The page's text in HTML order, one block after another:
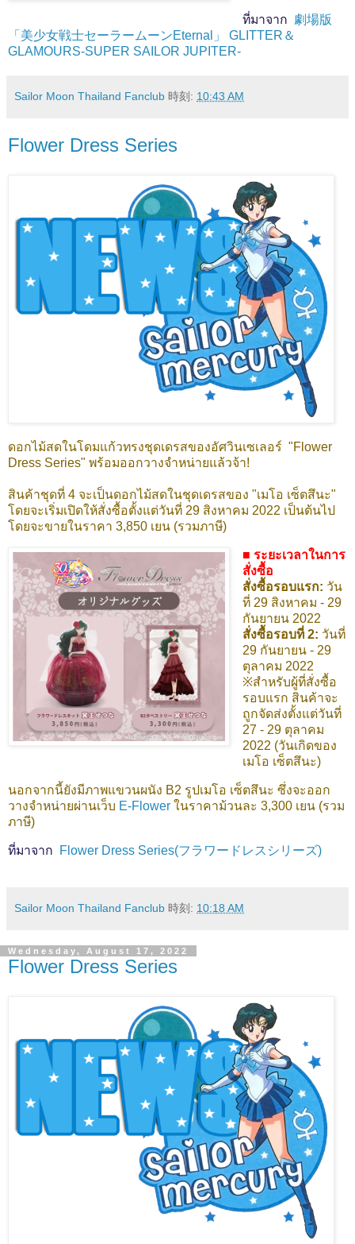
ที่มาจาก 劇場版
「美少女戦士セーラームーンEternal」 GLITTER＆
GLAMOURS-SUPER SAILOR JUPITER-
Sailor Moon Thailand Fanclub 時刻: 10:43 AM
Flower Dress Series
ดอกไม้สดในโดมแก้วทรงชุดเดรสของอัศวินเซเลอร์ "Flower
Dress Series" พร้อมออกวางจำหน่ายแล้วจ้า!
สินค้าชุดที่ 4 จะเป็นดอกไม้สดในชุดเดรสของ "เมโอ เซ็ตสึนะ"
โดยจะเริ่มเปิดให้สั่งซื้อตั้งแต่วันที่ 29 สิงหาคม 2022 เป็นต้นไป
โดยจะขายในราคา 3,850 เยน (รวมภาษี)
■ ระยะเวลาในการ
สั่งซื้อ
สั่งซื้อรอบแรก: วัน
ที่ 29 สิงหาคม - 29
กันยายน 2022
สั่งซื้อรอบที่ 2: วันที่
29 กันยายน - 29
ตุลาคม 2022
※สำหรับผู้ที่สั่งซื้อ
รอบแรก สินค้าจะ
ถูกจัดส่งตั้งแต่วันที่
27 - 29 ตุลาคม
2022 (วันเกิดของ
เมโอ เซ็ตสึนะ)
นอกจากนี้ยังมีภาพแขวนผนัง B2 รูปเมโอ เซ็ตสึนะ ซึ่งจะออก
วางจำหน่ายผ่านเว็บ E-Flower ในราคาม้วนละ 3,300 เยน (รวม
ภาษี)
ที่มาจาก Flower Dress Series(フラワードレスシリーズ)
Sailor Moon Thailand Fanclub 時刻: 10:18 AM
Wednesday, August 17, 2022
Flower Dress Series